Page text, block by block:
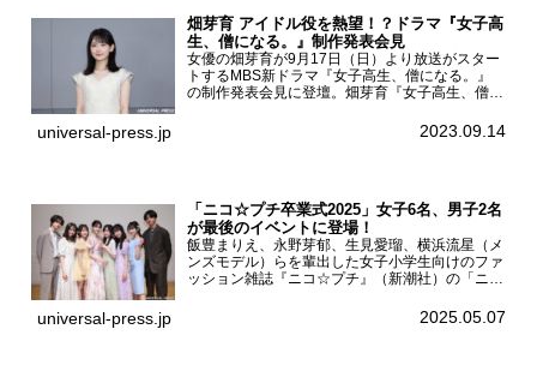
畑芽育 アイドル役を熱望！？ドラマ『女子高
生、僧になる。』制作発表会見
女優の畑芽育が9月17日（日）より放送がスター
トするMBS新ドラマ『女子高生、僧になる。』
の制作発表会見に登壇。畑芽育『女子高生、僧に
ーについて「下白石麦は頭にビックリマークと、
universal-press.jp 2023.09.14
「ニコ☆プチ卒業式2025」女子6名、男子2名
が最後のイベントに登場！
飯豊まりえ、永野芽郁、生見愛瑠、横浜流星（メ
ンズモデル）らを輩出した女子小学生向けのファ
ッション雑誌『ニコ☆プチ』（新潮社）の「ニコ
モード学園コクーンタワーで開催され、卒業モデ
universal-press.jp 2025.05.07